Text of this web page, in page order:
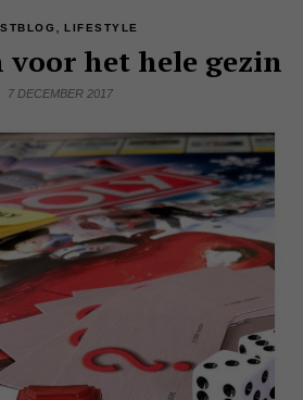
,LIFESTYLE
voor het hele gezin
7 DECEMBER 2017